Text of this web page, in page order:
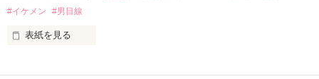
娘のため、父の会社のために彼と政略結婚することを決めた。
#イケメン
#男目線
表紙を見る
佳作を受賞いたしました。